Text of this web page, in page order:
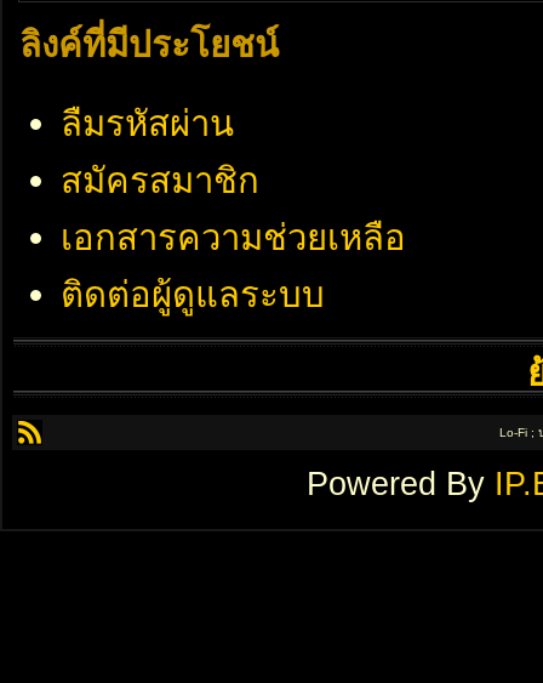
ลิงค์ที่มีประโยชน์
ลืมรหัสผ่าน
สมัครสมาชิก
เอกสารความช่วยเหลือ
ติดต่อผู้ดูแลระบบ
Lo-Fi ;
Powered By